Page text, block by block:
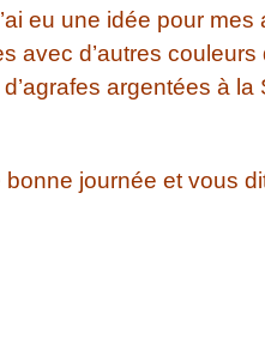
eu une idée pour
avec d’autres
argentées à
journée et vous